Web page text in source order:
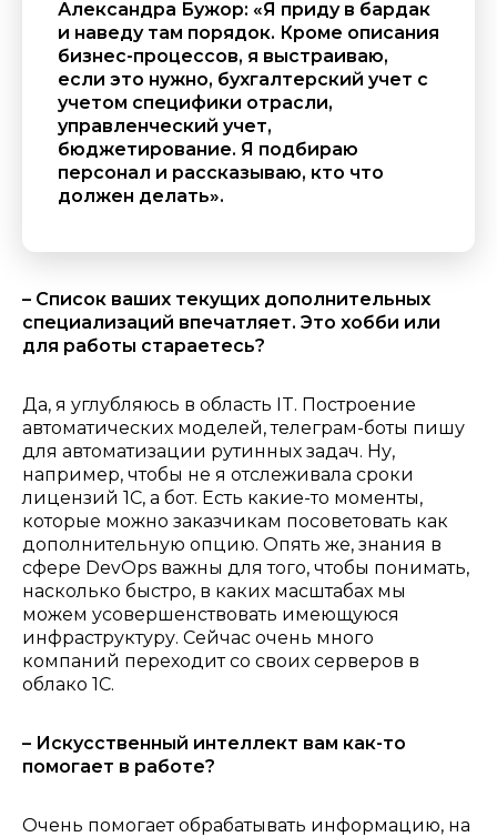
Александра Бужор: «Я приду в бардак
и наведу там порядок. Кроме описания
бизнес-процессов, я выстраиваю,
если это нужно, бухгалтерский учет с
учетом специфики отрасли,
управленческий учет,
бюджетирование. Я подбираю
персонал и рассказываю, кто что
должен делать».
– Список ваших текущих дополнительных
специализаций впечатляет. Это хобби или
для работы стараетесь?
Да, я углубляюсь в область IT. Построение
автоматических моделей, телеграм-боты пишу
для автоматизации рутинных задач. Ну,
например, чтобы не я отслеживала сроки
лицензий 1С, а бот. Есть какие-то моменты,
которые можно заказчикам посоветовать как
дополнительную опцию. Опять же, знания в
сфере DevOps важны для того, чтобы понимать,
насколько быстро, в каких масштабах мы
можем усовершенствовать имеющуюся
инфраструктуру. Сейчас очень много
компаний переходит со своих серверов в
облако 1С.
– Искусственный интеллект вам как-то
помогает в работе?
Очень помогает обрабатывать информацию, на